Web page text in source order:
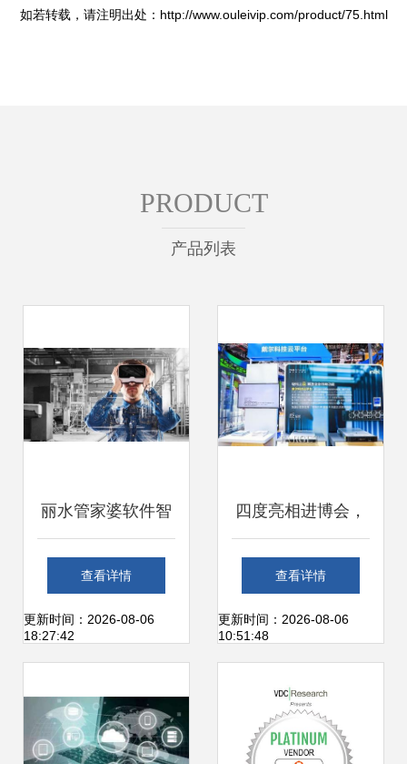
如若转载，请注明出处：http://www.ouleivip.com/product/75.html
PRODUCT
产品列表
丽水管家婆软件智
能工厂丨工贸PRO
的E-MES管理详解
查看详情
更新时间：2026-08-06
18:27:42
四度亮相进博会，
戴尔科技集团用新
技术助力新发展
查看详情
更新时间：2026-08-06
10:51:48